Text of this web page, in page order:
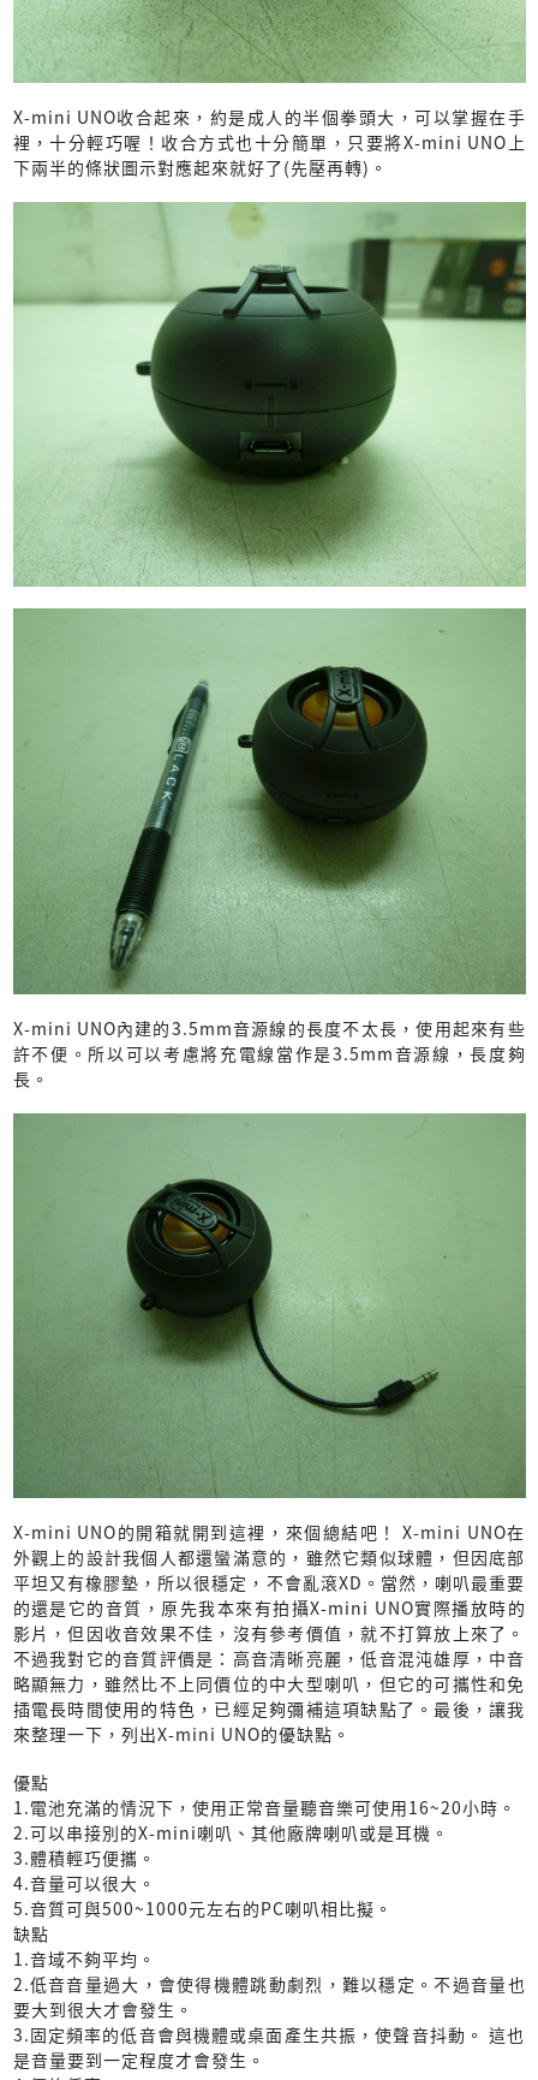
X-mini UNO收合起來，約是成人的半個拳頭大，可以掌握在手
裡，十分輕巧喔！收合方式也十分簡單，只要將X-mini UNO上
下兩半的條狀圖示對應起來就好了(先壓再轉)。
X-mini UNO內建的3.5mm音源線的長度不太長，使用起來有些
許不便。所以可以考慮將充電線當作是3.5mm音源線，長度夠
長。
X-mini UNO的開箱就開到這裡，來個總結吧！ X-mini UNO在
外觀上的設計我個人都還蠻滿意的，雖然它類似球體，但因底部
平坦又有橡膠墊，所以很穩定，不會亂滾XD。當然，喇叭最重要
的還是它的音質，原先我本來有拍攝X-mini UNO實際播放時的
影片，但因收音效果不佳，沒有參考價值，就不打算放上來了。
不過我對它的音質評價是：高音清晰亮麗，低音混沌雄厚，中音
略顯無力，雖然比不上同價位的中大型喇叭，但它的可攜性和免
插電長時間使用的特色，已經足夠彌補這項缺點了。最後，讓我
來整理一下，列出X-mini UNO的優缺點。
優點
1.電池充滿的情況下，使用正常音量聽音樂可使用16~20小時。
2.可以串接別的X-mini喇叭、其他廠牌喇叭或是耳機。
3.體積輕巧便攜。
4.音量可以很大。
5.音質可與500~1000元左右的PC喇叭相比擬。
缺點
1.音域不夠平均。
2.低音音量過大，會使得機體跳動劇烈，難以穩定。不過音量也
要大到很大才會發生。
3.固定頻率的低音會與機體或桌面產生共振，使聲音抖動。 這也
是音量要到一定程度才會發生。